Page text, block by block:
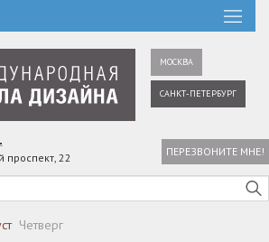
МОСКВА
САНКТ-ПЕТЕРБУРГ
проспект, 22 ПЕРЕЗВОНИТЕ МНЕ!
Четверг